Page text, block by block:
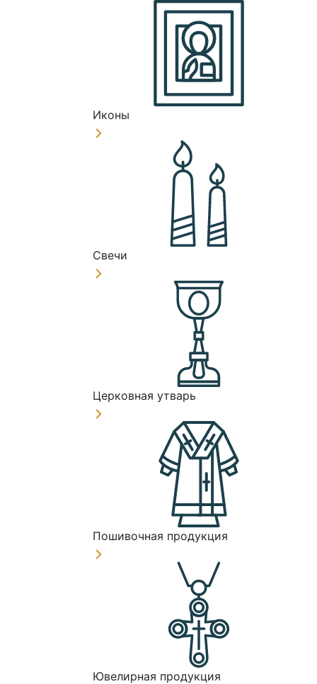
Иконы
Свечи
Церковная утварь
Пошивочная продукция
Ювелирная продукция